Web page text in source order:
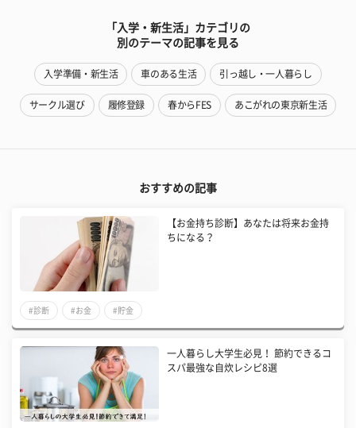
「入学・新生活」カテゴリの
別のテーマの記事を見る
入学準備・新生活 車のある生活 引っ越し・一人暮らし
サークル選び 履修登録 春からFES あこがれの東京新生活
おすすめの記事
【お金持ち診断】あなたは将来お金持
ちになる？
#診断 #お金 #貯金
一人暮らし大学生必見！ 節約できるコ
スパ最強な自炊レシピ8選